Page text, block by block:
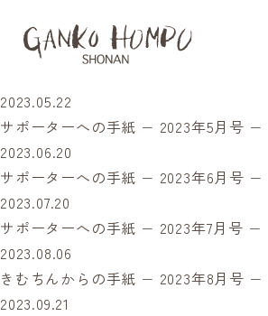
2023.05.22
サポーターへの手紙 − 2023年5月号 −
2023.06.20
サポーターへの手紙 − 2023年6月号 −
2023.07.20
サポーターへの手紙 − 2023年7月号 −
2023.08.06
きむちんからの手紙 − 2023年8月号 −
2023.09.21